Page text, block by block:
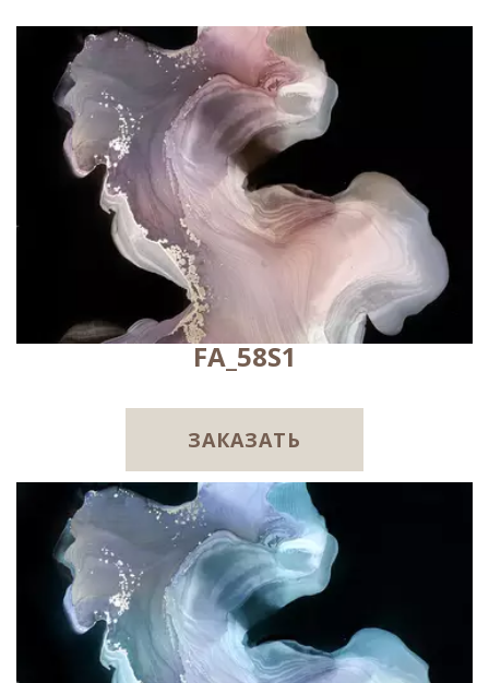
FA_58S1
ЗАКАЗАТЬ